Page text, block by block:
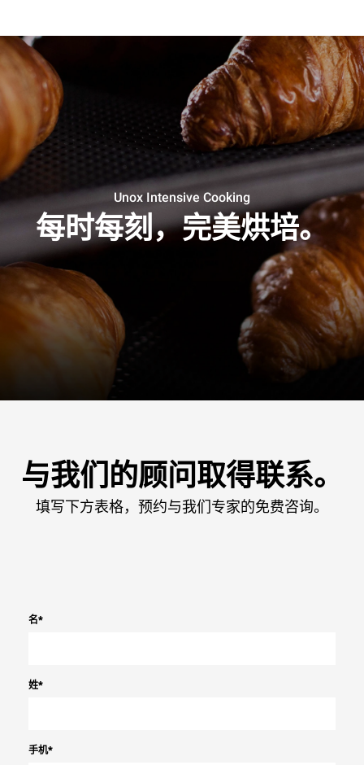
Unox Intensive Cooking
每时每刻，完美烘培。
与我们的顾问取得联系。
填写下方表格，预约与我们专家的免费咨询。
名*
姓*
手机*